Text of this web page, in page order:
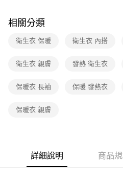
付款後7-11取貨
每筆NT$80，滿NT$1,000(含以上)免
每筆NT$80，滿NT$1,000(含以上)
離島
相關分類
衛生衣 保暖 衛生衣 內搭
衛生衣 親膚 發熱 衛生衣
保暖衣 長袖 保暖 發熱衣
保暖衣 親膚
詳細說明 商品